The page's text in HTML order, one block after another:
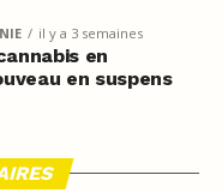
il y a 3 semaines
en
en suspens